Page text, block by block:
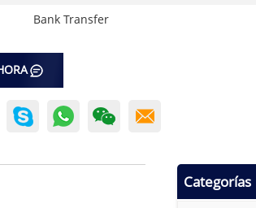
Bank Transfer
Categorías